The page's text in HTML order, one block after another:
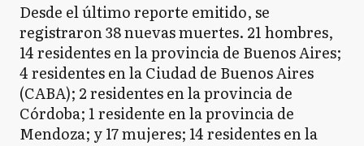
Desde el último reporte emitido, se
registraron 38 nuevas muertes. 21 hombres,
14 residentes en la provincia de Buenos Aires;
4 residentes en la Ciudad de Buenos Aires
(CABA); 2 residentes en la provincia de
Córdoba; 1 residente en la provincia de
Mendoza; y 17 mujeres; 14 residentes en la